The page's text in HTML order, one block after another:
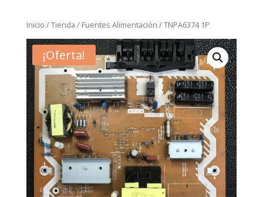
Inicio /Tienda / Fuentes Alimentación / TNPA6374 1P
¡Oferta!